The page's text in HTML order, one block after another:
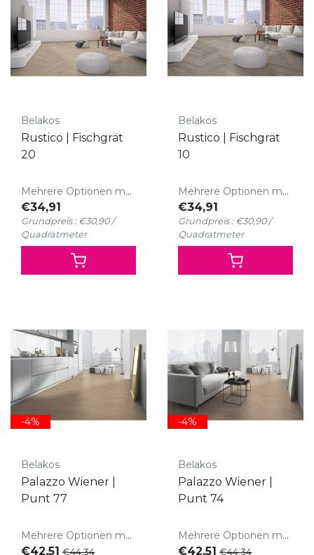
Belakos
Rustico | Fischgrät
20
Mehrere Optionen möglich
€34,91
Grundpreis : €30,90 /
Quadratmeter
Belakos
Rustico | Fischgrät
10
Mehrere Optionen möglich
€34,91
Grundpreis : €30,90 /
Quadratmeter
-4%
Belakos
Palazzo Wiener |
Punt 77
Mehrere Optionen möglich
€42,51 €44,34
-4%
Belakos
Palazzo Wiener |
Punt 74
Mehrere Optionen möglich
€42,51 €44,34